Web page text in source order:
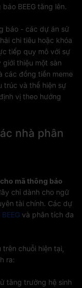
BEEG tăng lên.
báo - các dự án sử
chi tiêu hoặc khóa
tiếp quy mô với sự
thiệu một sàn
các đồng tiền meme
trúc và thể hiện sự
vị theo hướng
nhà phân
mã thông báo
chỉ dành cho ngữ
tài chính. Các dự
và phân tích đa
chuỗi hiện tại,
ra:
tăng trưởng hệ sinh